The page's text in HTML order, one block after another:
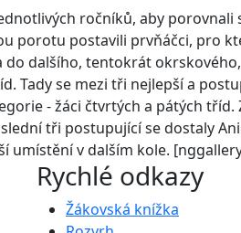
ročníků, aby porovnali
porotu postavili prvňáčci, pro
dalšího, tentokrát
Tady se mezi tři nejlepší a
- žáci čtvrtých a pátých
tři postupující se dostaly
umístění v dalším kole.
Rychlé odkazy
Žákovská knížka